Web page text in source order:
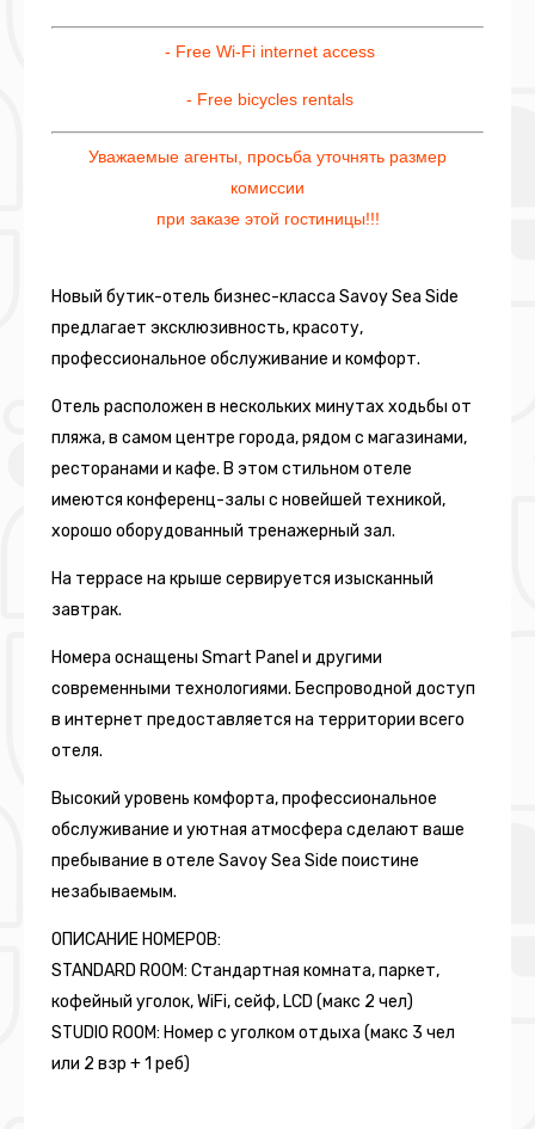
- Free Wi-Fi internet access
- Free bicycles rentals
Уважаемые агенты, просьба уточнять размер
комиссии
при заказе этой гостиницы!!!
Новый бутик-отель бизнес-класса Savoy Sea Side
предлагает эксклюзивность, красоту,
профессиональное обслуживание и комфорт.
Отель расположен в нескольких минутах ходьбы от
пляжа, в самом центре города, рядом с магазинами,
ресторанами и кафе. В этом стильном отеле
имеются конференц-залы с новейшей техникой,
хорошо оборудованный тренажерный зал.
На террасе на крыше сервируется изысканный
завтрак.
Номера оснащены Smart Panel и другими
современными технологиями. Беспроводной доступ
в интернет предоставляется на территории всего
отеля.
Высокий уровень комфорта, профессиональное
обслуживание и уютная атмосфера сделают ваше
пребывание в отеле Savoy Sea Side поистине
незабываемым.
ОПИСАНИЕ НОМЕРОВ:
STANDARD ROOM: Стандартная комната, паркет,
кофейный уголок, WiFi, сейф, LCD (макс 2 чел)
STUDIO ROOM: Номер с уголком отдыха (макс 3 чел
или 2 взр + 1 реб)